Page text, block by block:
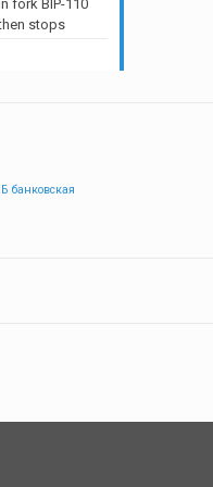
fork BIP-110
stops
банковская